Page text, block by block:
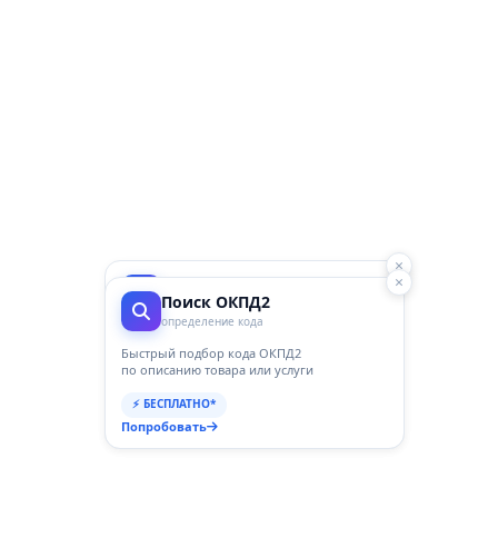
×
ГосПоинт
автоматизация 44-ФЗ
Планирование, Подготовка,
Закупки, Контракты, Поставщики,
Отчетность и Аналитика
⚡ 3 дня бесплатно
Перейти
×
Поиск ОКПД2
определение кода
Быстрый подбор кода ОКПД2
по описанию товара или услуги
⚡ БЕСПЛАТНО*
Попробовать